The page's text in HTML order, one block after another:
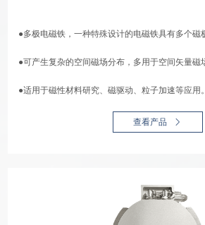
●多极电磁铁，一种特殊设计的电磁铁具有多个磁
●可产生复杂的空间磁场分布，多用于空间矢量磁
●适用于磁性材料研究、磁驱动、粒子加速等应用。
查看产品